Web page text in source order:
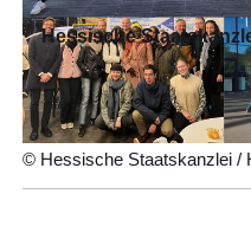
© Hessische Staatskanzlei /
Hessische